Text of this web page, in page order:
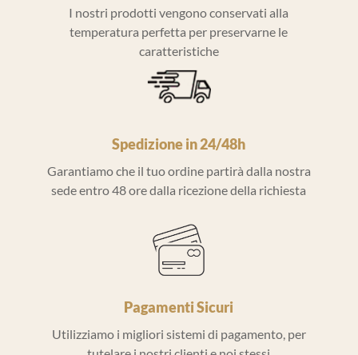
I nostri prodotti vengono conservati alla
temperatura perfetta per preservarne le
caratteristiche
Spedizione in 24/48h
Garantiamo che il tuo ordine partirà dalla nostra
sede entro 48 ore dalla ricezione della richiesta
Pagamenti Sicuri
Utilizziamo i migliori sistemi di pagamento, per